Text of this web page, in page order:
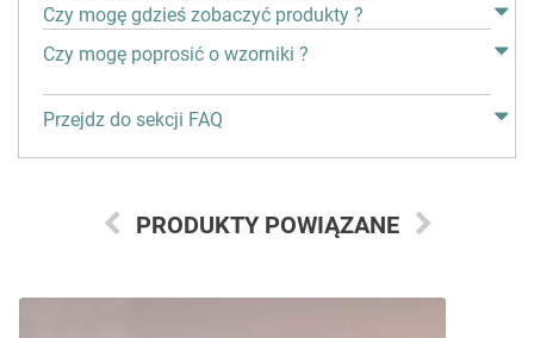
Czy mogę gdzieś zobaczyć produkty ?
Czy mogę poprosić o wzorniki ?
Przejdz do sekcji FAQ
PRODUKTY POWIĄZANE